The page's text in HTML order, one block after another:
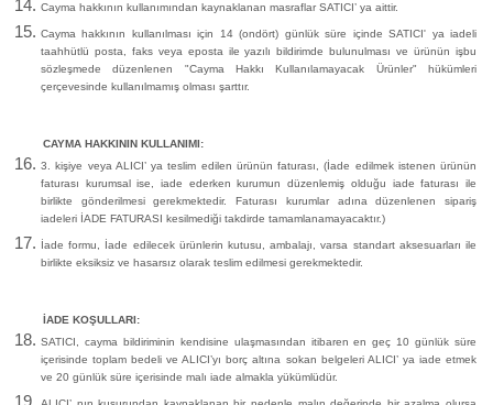
Cayma hakkının kullanımından kaynaklanan masraflar SATICI’ ya aittir.
Cayma hakkının kullanılması için 14 (ondört) günlük süre içinde SATICI' ya iadeli
taahhütlü posta, faks veya eposta ile yazılı bildirimde bulunulması ve ürünün işbu
sözleşmede düzenlenen "Cayma Hakkı Kullanılamayacak Ürünler" hükümleri
çerçevesinde kullanılmamış olması şarttır.
CAYMA HAKKININ KULLANIMI:
3. kişiye veya ALICI’ ya teslim edilen ürünün faturası, (İade edilmek istenen ürünün
faturası kurumsal ise, iade ederken kurumun düzenlemiş olduğu iade faturası ile
birlikte gönderilmesi gerekmektedir. Faturası kurumlar adına düzenlenen sipariş
iadeleri İADE FATURASI kesilmediği takdirde tamamlanamayacaktır.)
İade formu, İade edilecek ürünlerin kutusu, ambalajı, varsa standart aksesuarları ile
birlikte eksiksiz ve hasarsız olarak teslim edilmesi gerekmektedir.
İADE KOŞULLARI:
SATICI, cayma bildiriminin kendisine ulaşmasından itibaren en geç 10 günlük süre
içerisinde toplam bedeli ve ALICI’yı borç altına sokan belgeleri ALICI’ ya iade etmek
ve 20 günlük süre içerisinde malı iade almakla yükümlüdür.